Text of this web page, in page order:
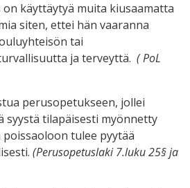
käyttäytyä muita kiusaamatta
siten, ettei hän vaaranna
tai
ja terveyttä. ( PoL
perusopetukseen, jollei
syystä tilapäisesti myönnetty
tulee pyytää
(Perusopetuslaki 7.luku 25§ ja